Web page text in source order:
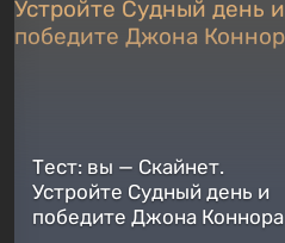
Тест: вы — Скайнет.
Устройте Судный день и
победите Джона Коннора